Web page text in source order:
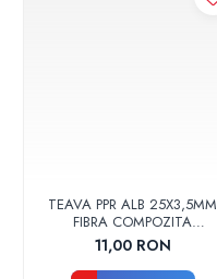
TEAVA PPR ALB 25X3,5MM
FIBRA COMPOZITA
10033025004
VALDUOTHERM VALROM
11,00 RON